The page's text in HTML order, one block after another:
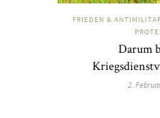
FRIEDEN &
Darum
2.